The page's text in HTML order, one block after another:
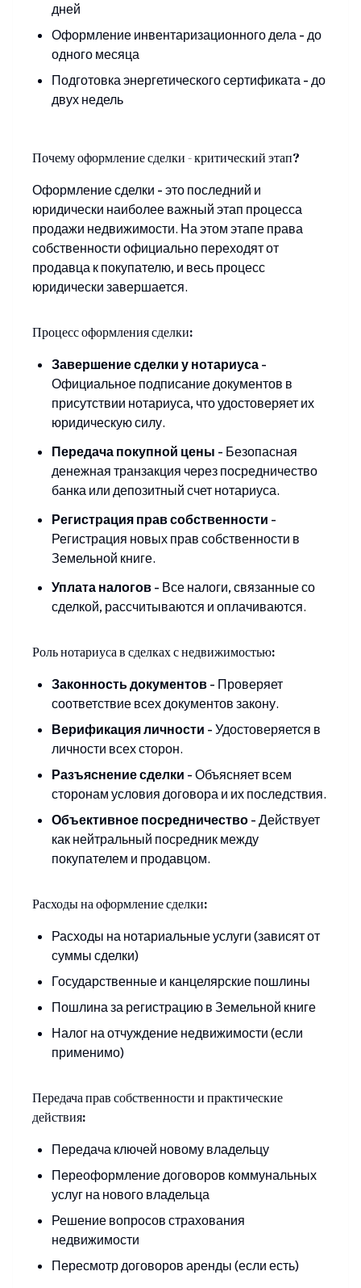
дней
Оформление инвентаризационного дела - до
одного месяца
Подготовка энергетического сертификата - до
двух недель
Почему оформление сделки - критический этап?
Оформление сделки - это последний и
юридически наиболее важный этап процесса
продажи недвижимости. На этом этапе права
собственности официально переходят от
продавца к покупателю, и весь процесс
юридически завершается.
Процесс оформления сделки:
Завершение сделки у нотариуса -
Официальное подписание документов в
присутствии нотариуса, что удостоверяет их
юридическую силу.
Передача покупной цены - Безопасная
денежная транзакция через посредничество
банка или депозитный счет нотариуса.
Регистрация прав собственности -
Регистрация новых прав собственности в
Земельной книге.
Уплата налогов - Все налоги, связанные со
сделкой, рассчитываются и оплачиваются.
Роль нотариуса в сделках с недвижимостью:
Законность документов - Проверяет
соответствие всех документов закону.
Верификация личности - Удостоверяется в
личности всех сторон.
Разъяснение сделки - Объясняет всем
сторонам условия договора и их последствия.
Объективное посредничество - Действует
как нейтральный посредник между
покупателем и продавцом.
Расходы на оформление сделки:
Расходы на нотариальные услуги (зависят от
суммы сделки)
Государственные и канцелярские пошлины
Пошлина за регистрацию в Земельной книге
Налог на отчуждение недвижимости (если
применимо)
Передача прав собственности и практические
действия:
Передача ключей новому владельцу
Переоформление договоров коммунальных
услуг на нового владельца
Решение вопросов страхования
недвижимости
Пересмотр договоров аренды (если есть)